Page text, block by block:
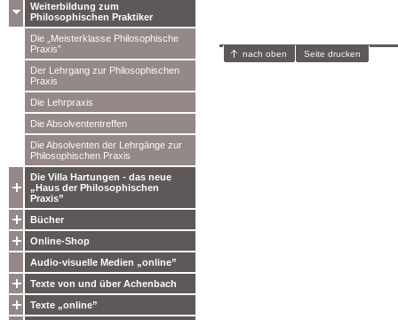
Weiterbildung zum
Philosophischen Praktiker
Die „Meisterklasse Philosophische
Praxis”
Der Lehrgang zur Philosophischen
Praxis
Die Lehrpraxis
Die Absolvententreffen
Die Absolventen der Lehrgänge zur
Philosophischen Praxis
Die Villa Hartungen - das neue
„Haus der Philosophischen
Praxis”
Bücher
Online-Shop
Audio-visuelle Medien „online”
Texte von und über Achenbach
Texte „online”
nach oben Seite drucken